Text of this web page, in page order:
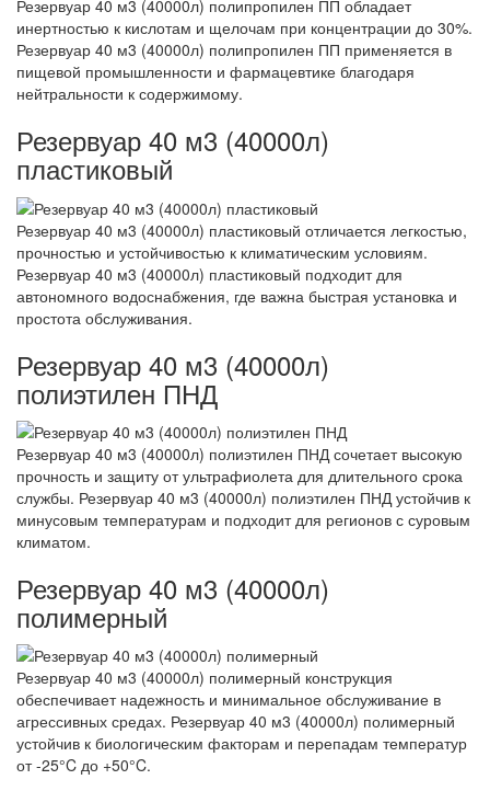
Резервуар 40 м3 (40000л) полипропилен ПП обладает
инертностью к кислотам и щелочам при концентрации до 30%.
Резервуар 40 м3 (40000л) полипропилен ПП применяется в
пищевой промышленности и фармацевтике благодаря
нейтральности к содержимому.
Резервуар 40 м3 (40000л)
пластиковый
Резервуар 40 м3 (40000л) пластиковый отличается легкостью,
прочностью и устойчивостью к климатическим условиям.
Резервуар 40 м3 (40000л) пластиковый подходит для
автономного водоснабжения, где важна быстрая установка и
простота обслуживания.
Резервуар 40 м3 (40000л)
полиэтилен ПНД
Резервуар 40 м3 (40000л) полиэтилен ПНД сочетает высокую
прочность и защиту от ультрафиолета для длительного срока
службы. Резервуар 40 м3 (40000л) полиэтилен ПНД устойчив к
минусовым температурам и подходит для регионов с суровым
климатом.
Резервуар 40 м3 (40000л)
полимерный
Резервуар 40 м3 (40000л) полимерный конструкция
обеспечивает надежность и минимальное обслуживание в
агрессивных средах. Резервуар 40 м3 (40000л) полимерный
устойчив к биологическим факторам и перепадам температур
от -25°C до +50°C.